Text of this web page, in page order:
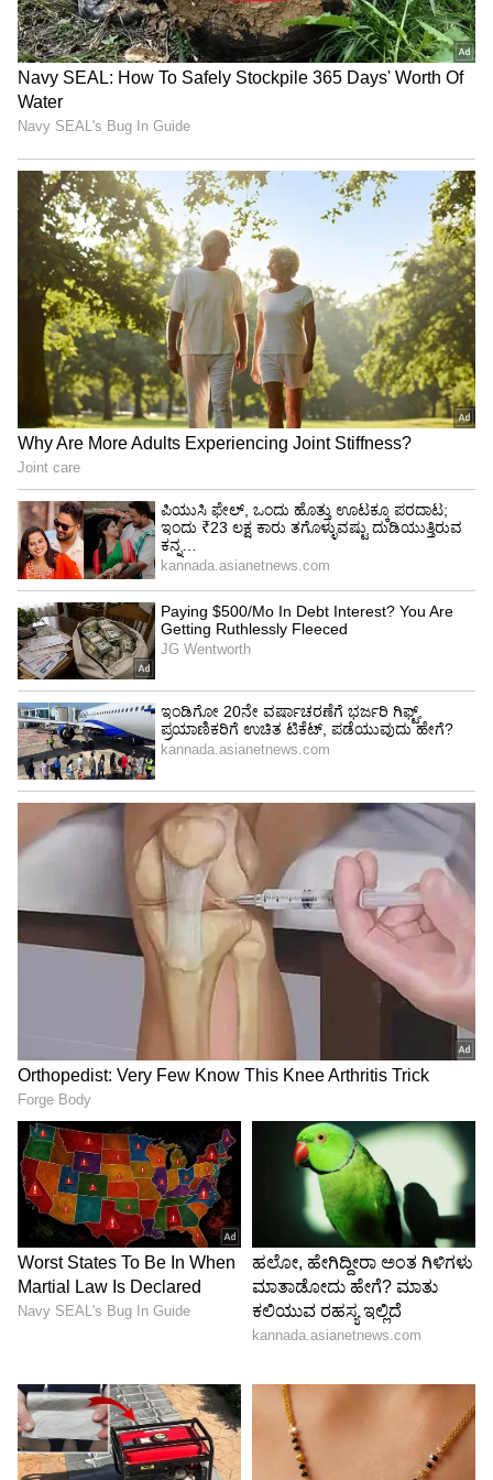
ನಟ ವಿಜಯ್ ಹಾಗೂ ಜಯಲಲಿತಾ ಅವರ ನೇತೃತ್ವದ
AIADMK ಸರ್ಕಾರದ ನಡುವಿನ ಸಂಘರ್ಷ ತಮಿಳುನಾಡು
ರಾಜಕೀಯ ಹಾಗೂ ಸಿನಿಮಾ ಲೋಕದವ್ರಿಗೆ ಗೊತ್ತಿರುವ
ಒಂದು ಸಿನಿಮಾದ ಟೈಟಲ್​ಹಾಗೂ ಹಾಡು.. ಅದೊಂದು
ಕಾರಣಕ್ಕೆ ವಿಜಯ್​​ ದಶಕದ ಹಿಂದೆ ಸಾಕಷ್ಟು ಅವಮಾನ
ಹಾಗೂ ಅಡೆತಡೆಗಳನ್ನು ಅನುಭವಿಸಿದ್ದಾರೆ..
ಚೆನ್ನೈನ ನೆಹರೂ ಸ್ಟೇಡಿಯಂನಲ್ಲಿ 2013ಕ್ಕೆ ಭಾರತೀಯ
ಚಿತ್ರರಂಗ 100 ವರ್ಷ ಪೂರೈಸಿದ ಹಿನ್ನೆಲೆಯಲ್ಲಿ ಅದ್ದೂರಿ
ಕಾರ್ಯಕ್ರಮವನ್ನು ಆಯೋಜಿಸಲಾಗಿತ್ತು. ಅವತ್ತು
ತಮಿಳುನಾಡಿನ ಸಿಎಂ ಆಗಿದ್ದವರು ಜಯಲಲಿತಾ. ರಾಜಕೀಯ
ವಿಷಯಕ್ಕೆ ಬಂದರೆ ತಮ್ಮ ವೈರಿಗಳನ್ನು ಅವಮಾನಿಸುವುದರಲ್ಲಿ
ಹಾಗೂ ರಾಜಕೀಯವಾಗಿ ಮುಗಿಸುವುದರಲ್ಲಿ ಜಯಲಲಿತಾ
ಎತ್ತಿದ ಕೈ ಅನ್ನೋದು ಇಡೀ ತಮಿಳು ಜಗತ್ತಿಗೆ ಗೊತ್ತು. ವಿಜಯ್
ವಿಷಯದಲ್ಲೂ ಅವತ್ತು ಅದೇ ಆಗಿತ್ತು..
ತಲೈವಾ ಸಿನಿಮಾ ಹಾಡಿನ ಸಾಲು.. ಕೆರಳಿದ್ದ ಪುರುಚ್ಚಿ
ಆಗಷ್ಟೇ ದಳಪತಿ ವಿಜಯ್ ನಟನೆಯ ತಲೈವಾ ಸಿನಿಮಾ
ರಿಲೀಸ್ ಆಗಿತ್ತು. ಇಡೀ ಚಿತ್ರ ವಿಜಯ್ ರಾಜಕೀಯ
ಪ್ರವೇಶಿಸುವ ಮಹತ್ವಾಕಾಂಕ್ಷೆಯನ್ನು ಸ್ಪಷ್ಟವಾಗಿ ತೋರಿಸಿತ್ತು.
ಈ ಸಿನಿಮಾದಲ್ಲಿ ಹಾಡಿನಲ್ಲಿ ಮುಂದೊಂದು ದಿನ ನಾನೇ ಸಿಎಂ
ಅನ್ನೋ ಸಾಲುಗಳಿದ್ವು.. ಇದಿಷ್ಟು ಸಾಕಿತ್ತು ಜಯಲಲಿತಾ
ವಿಜಯ್ ಮೇಲೆ ಧ್ವೇಷ ಕಾರೋಕೆ ಕಾರಣ. ಆಗ ಚಿತ್ರರಂಗದ
ಶತಮಾನೋತ್ಸವ ಸಮಾರಂಭದಲ್ಲಿ ವಿಜಯ್ ರನ್ನು
ಅವಮಾನಿಸಿಯೇ ಬಿಟ್ಟಿದ್ರು ಪುರುಚ್ಚಿ ತಲೈವಿ...
ಅವಮಾನ..!
ಅವತ್ತಿಗೆ ಬಿಗ್​​ ಸ್ಟಾರ್​​ ಆಗಿದ್ದ ವಿಜಯ್, ಸಾಕಷ್ಟು ಹಿಟ್​​
Trade Deal | Party Rounds